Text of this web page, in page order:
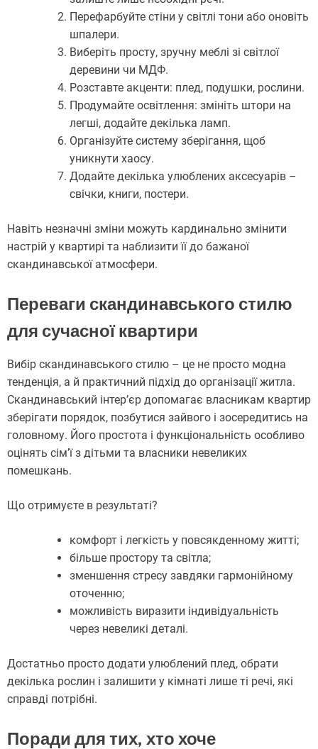
Перефарбуйте стіни у світлі тони або оновіть
шпалери.
Виберіть просту, зручну меблі зі світлої
деревини чи МДФ.
Розставте акценти: плед, подушки, рослини.
Продумайте освітлення: змініть штори на
легші, додайте декілька ламп.
Організуйте систему зберігання, щоб
уникнути хаосу.
Додайте декілька улюблених аксесуарів –
свічки, книги, постери.
Навіть незначні зміни можуть кардинально змінити
настрій у квартирі та наблизити її до бажаної
скандинавської атмосфери.
Переваги скандинавського стилю
для сучасної квартири
Вибір скандинавського стилю – це не просто модна
тенденція, а й практичний підхід до організації житла.
Скандинавський інтер’єр допомагає власникам квартир
зберігати порядок, позбутися зайвого і зосередитись на
головному. Його простота і функціональність особливо
оцінять сім’ї з дітьми та власники невеликих
помешкань.
Що отримуєте в результаті?
комфорт і легкість у повсякденному житті;
більше простору та світла;
зменшення стресу завдяки гармонійному
оточенню;
можливість виразити індивідуальність
через невеликі деталі.
Достатньо просто додати улюблений плед, обрати
декілька рослин і залишити у кімнаті лише ті речі, які
справді потрібні.
Поради для тих, хто хоче